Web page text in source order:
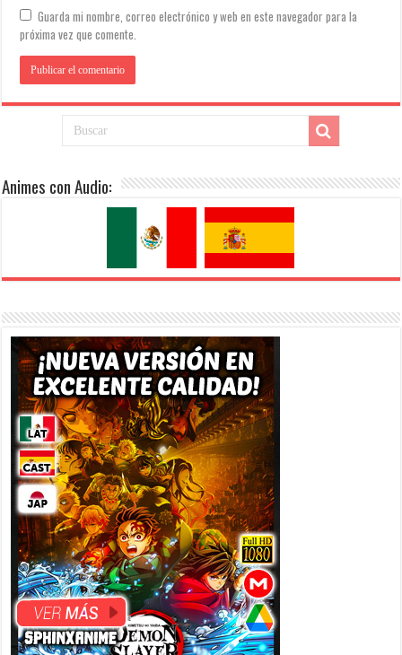
Guarda mi nombre, correo electrónico y web en este navegador para la
próxima vez que comente.
Animes con Audio: